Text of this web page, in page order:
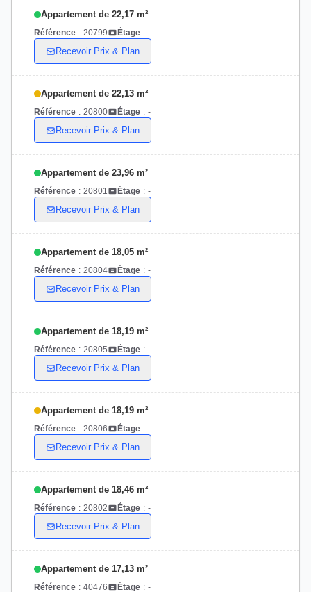
Appartement de 22,17 m²
Référence : 20799 Étage : -
Recevoir Prix & Plan
Appartement de 22,13 m²
Référence : 20800 Étage : -
Recevoir Prix & Plan
Appartement de 23,96 m²
Référence : 20801 Étage : -
Recevoir Prix & Plan
Appartement de 18,05 m²
Référence : 20804 Étage : -
Recevoir Prix & Plan
Appartement de 18,19 m²
Référence : 20805 Étage : -
Recevoir Prix & Plan
Appartement de 18,19 m²
Référence : 20806 Étage : -
Recevoir Prix & Plan
Appartement de 18,46 m²
Référence : 20802 Étage : -
Recevoir Prix & Plan
Appartement de 17,13 m²
Référence : 40476 Étage : -